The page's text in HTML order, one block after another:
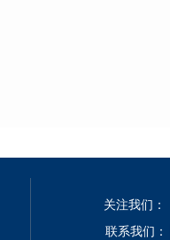
关注我们：
联系我们：